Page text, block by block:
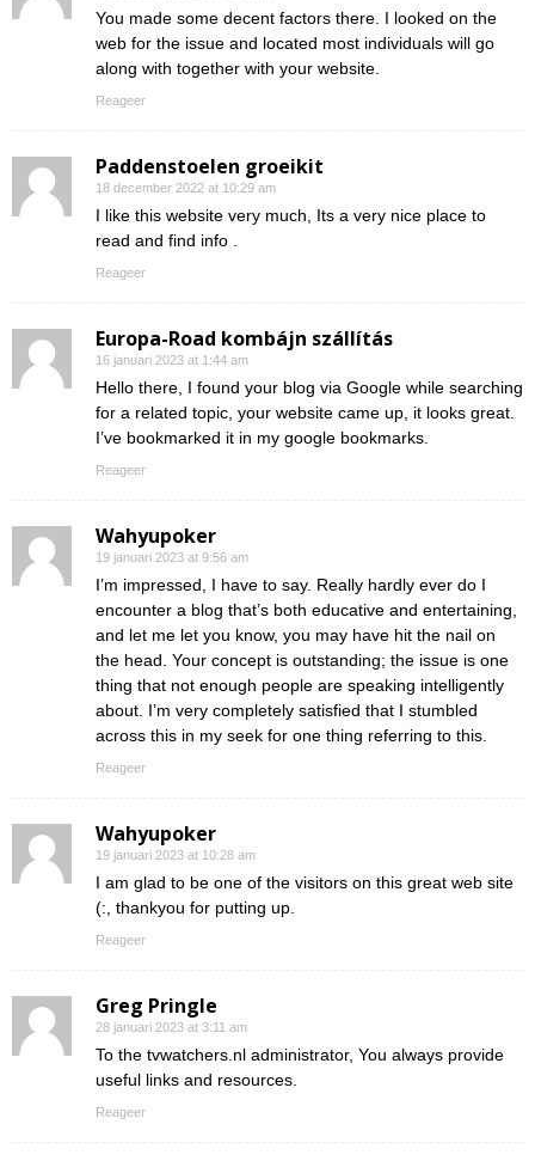
You made some decent factors there. I looked on the
web for the issue and located most individuals will go
along with together with your website.
Reageer
Paddenstoelen groeikit
18 december 2022 at 10:29 am
I like this website very much, Its a very nice place to
read and find info .
Reageer
Europa-Road kombájn szállítás
16 januari 2023 at 1:44 am
Hello there, I found your blog via Google while searching
for a related topic, your website came up, it looks great.
I’ve bookmarked it in my google bookmarks.
Reageer
Wahyupoker
19 januari 2023 at 9:56 am
I’m impressed, I have to say. Really hardly ever do I
encounter a blog that’s both educative and entertaining,
and let me let you know, you may have hit the nail on
the head. Your concept is outstanding; the issue is one
thing that not enough people are speaking intelligently
about. I’m very completely satisfied that I stumbled
across this in my seek for one thing referring to this.
Reageer
Wahyupoker
19 januari 2023 at 10:28 am
I am glad to be one of the visitors on this great web site
(:, thankyou for putting up.
Reageer
Greg Pringle
28 januari 2023 at 3:11 am
To the tvwatchers.nl administrator, You always provide
useful links and resources.
Reageer